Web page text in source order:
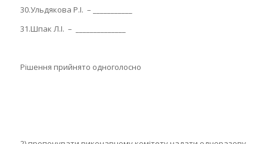
30.Ульдякова Р.І. – ___________
31.Шпак Л.І. – ______________
Рішення прийнято одноголосно